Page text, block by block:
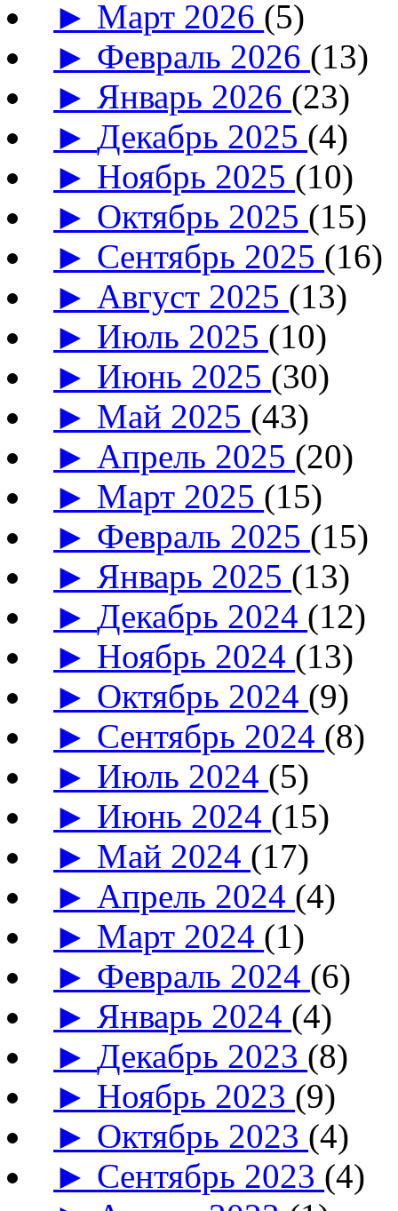
► Март 2026 (5)
► Февраль 2026 (13)
► Январь 2026 (23)
►Декабрь 2025 (4)
► Ноябрь 2025 (10)
► Октябрь 2025 (15)
► Сентябрь 2025 (16)
► Август 2025 (13)
► Июль 2025 (10)
► Июнь 2025 (30)
► Май 2025 (43)
► Апрель 2025 (20)
► Март 2025 (15)
► Февраль 2025 (15)
► Январь 2025 (13)
►Декабрь 2024 (12)
► Ноябрь 2024 (13)
► Октябрь 2024 (9)
► Сентябрь 2024 (8)
► Июль 2024 (5)
► Июнь 2024 (15)
► Май 2024 (17)
► Апрель 2024 (4)
► Март 2024 (1)
► Февраль 2024 (6)
► Январь 2024 (4)
►Декабрь 2023 (8)
► Ноябрь 2023 (9)
► Октябрь 2023 (4)
► Сентябрь 2023 (4)